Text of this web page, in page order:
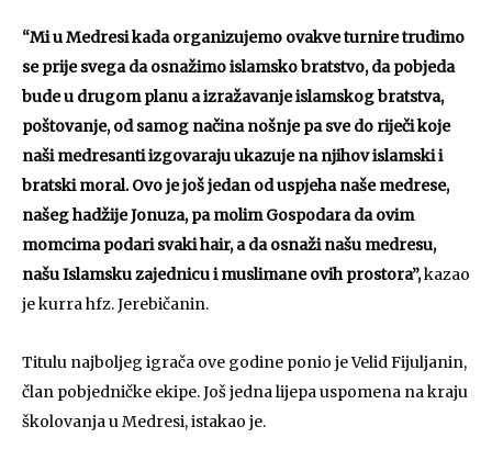
“Mi u Medresi kada organizujemo ovakve turnire trudimo
se prije svega da osnažimo islamsko bratstvo, da pobjeda
bude u drugom planu a izražavanje islamskog bratstva,
poštovanje, od samog načina nošnje pa sve do riječi koje
naši medresanti izgovaraju ukazuje na njihov islamski i
bratski moral. Ovo je još jedan od uspjeha naše medrese,
našeg hadžije Jonuza, pa molim Gospodara da ovim
momcima podari svaki hair, a da osnaži našu medresu,
našu Islamsku zajednicu i muslimane ovih prostora”,kazao
je kurra hfz. Jerebičanin.
Titulu najboljeg igrača ove godine ponio je Velid Fijuljanin,
član pobjedničke ekipe. Još jedna lijepa uspomena na kraju
školovanja u Medresi, istakao je.